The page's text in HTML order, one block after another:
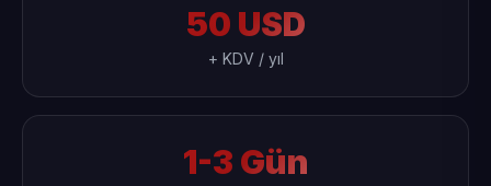
50 USD
+ KDV / yıl
1-3 Gün